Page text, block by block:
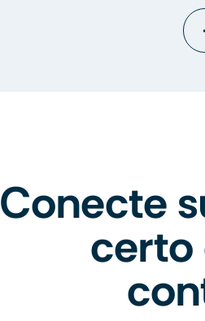
Conecte
certo